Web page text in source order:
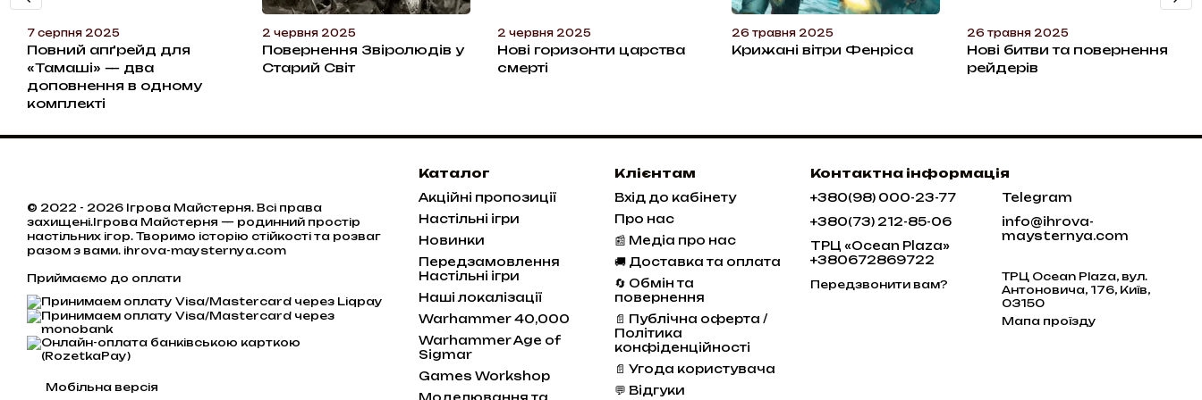
7 серпня 2025
Повний апґрейд для
«Тамаші» — два
доповнення в одному
комплекті
2 червня 2025
Повернення Звіролюдів у
Старий Світ
2 червня 2025
Нові горизонти царства
смерті
26 травня 2025
Крижані вітри Фенріса
26 травня 2025
Нові битви та повернення
рейдерів
© 2022 - 2026 Ігрова Майстерня. Всі права
захищені.Ігрова Майстерня — родинний простір
настільних ігор. Творимо історію стійкості та розваг
разом з вами. ihrova-maysternya.com
Приймаємо до оплати
Мобільна версія
Каталог
Акційні пропозиції
Настільні ігри
Новинки
Передзамовлення
Настільні ігри
Наші локалізації
Warhammer 40,000
Warhammer Age of
Sigmar
Games Workshop
Клієнтам
Вхід до кабінету
Про нас
📰 Медіа про нас
🚚 Доставка та оплата
🔄 Обмін та
повернення
📄 Публічна оферта /
Політика
конфіденційності
📄 Угода користувача
💬 Відгуки
Контактна інформація
+380(98) 000-23-77
+380(73) 212-85-06
ТРЦ «Ocean Plaza»
+380672869722
Передзвонити вам?
Telegram
info@ihrova-
maysternya.com
ТРЦ Ocean Plaza, вул.
Антоновича, 176, Київ,
03150
Мапа проїзду